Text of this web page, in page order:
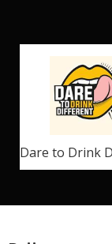
Dare to Drink